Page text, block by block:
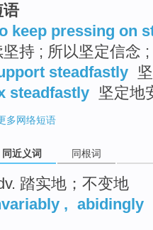
语
keep pressing on
坚持 ; 所以坚定信念
steadfastly
steadfastly 坚定地
多网络短语
同近义词 同根词
踏实地；不变地
, abidingly